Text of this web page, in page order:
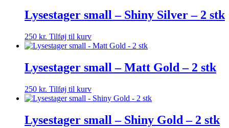
Lysestager small – Shiny Silver – 2 stk
250 kr. Tilføj til kurv
Lysestager small – Matt Gold – 2 stk
250 kr. Tilføj til kurv
Lysestager small – Shiny Gold – 2 stk